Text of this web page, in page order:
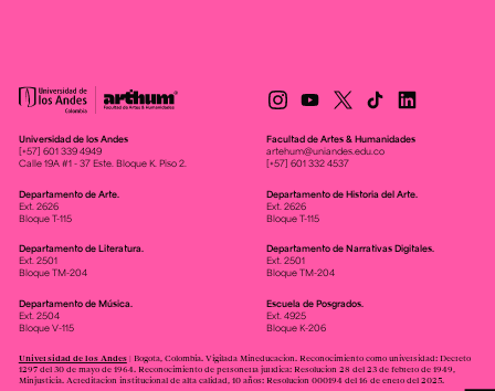
Universidad de los Andes
[+57] 601 339 4949
Calle 19A #1 - 37 Este. Bloque K. Piso 2.
Facultad de Artes & Humanidades
artehum@uniandes.edu.co
[+57] 601 332 4537
Departamento de Arte.
Ext. 2626
Bloque T-115
Departamento de Historia del Arte.
Ext. 2626
Bloque T-115
Departamento de Literatura.
Ext. 2501
Bloque TM-204
Departamento de Narrativas Digitales.
Ext. 2501
Bloque TM-204
Departamento de Música.
Ext. 2504
Bloque V-115
Escuela de Posgrados.
Ext. 4925
Bloque K-206
Universidad de los Andes| Bogotá, Colombia. Vigilada Mineducación. Reconocimiento como universidad: Decreto
1297 del 30 de mayo de 1964. Reconocimiento de personería jurídica: Resolución 28 del 23 de febrero de 1949,
Minjusticia. Acreditación institucional de alta calidad, 10 años: Resolución 000194 del 16 de enero del 2025.